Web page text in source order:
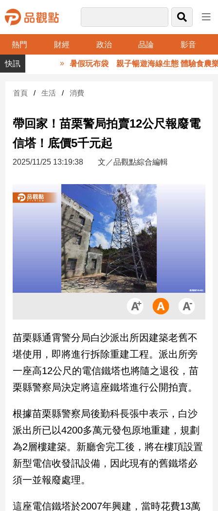
熱門 財經 政治 品論 影音
品
觀
財
台
財
新
產
經/
品
政
治
焦
品
點
民
調
國
會
焦
暑假玩布袋 親子暢遊海線生態 體驗食農樂趣
首頁 生活 消費
帶回家！苗栗警局拍賣12公尺報廢電
信塔！底價5千元起
2025/11/25 13:19:38 文／品觀點綜合編輯
苗栗縣通霄警分局白沙派出所因建築老舊不
堪使用，即將進行拆除重建工程。派出所旁
一座高12公尺的電信鐵塔也將隨之退役，苗
栗縣警察局決定將這座鐵塔進行公開拍賣。
根據苗栗縣警察局後勤科長張中表示，白沙
派出所已以4200多萬元發包原地重建，規劃
為2層樓建築。新廳舍完工後，將在樓頂設置
新型電信收發訊設備，因此現有的舊鐵塔必
須一並報廢處理。
這座電信鐵塔於2007年興建，當時花費13萬